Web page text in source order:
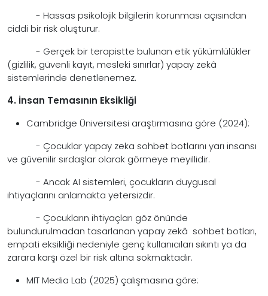
- Hassas psikolojik bilgilerin korunması açısından
ciddi bir risk oluşturur.
- Gerçek bir terapistte bulunan etik yükümlülükler
(gizlilik, güvenli kayıt, mesleki sınırlar) yapay zekâ
sistemlerinde denetlenemez.
4. İnsan Temasının Eksikliği
Cambridge Üniversitesi araştırmasına göre (2024):
- Çocuklar yapay zeka sohbet botlarını yarı insansı
ve güvenilir sırdaşlar olarak görmeye meyillidir.
- Ancak AI sistemleri, çocukların duygusal
ihtiyaçlarını anlamakta yetersizdir.
- Çocukların ihtiyaçları göz önünde
bulundurulmadan tasarlanan yapay zekâ sohbet botları,
empati eksikliği nedeniyle genç kullanıcıları sıkıntı ya da
zarara karşı özel bir risk altına sokmaktadır.
MIT Media Lab (2025) çalışmasına göre: